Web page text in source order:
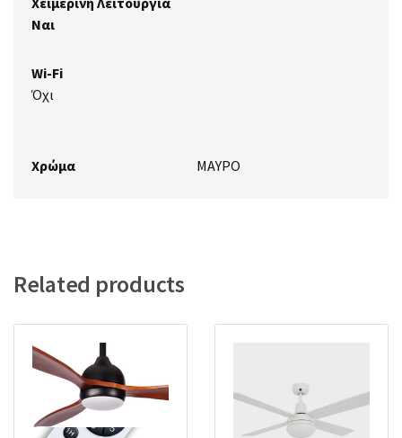
Ναι
Wi-Fi
Όχι
Χρώμα ΜΑΥΡΟ
Related products